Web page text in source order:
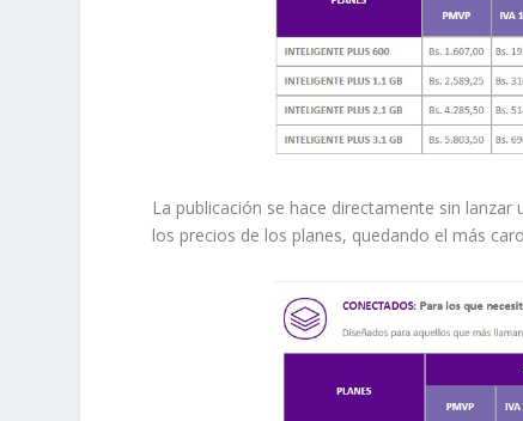
La publicación se hace directamente sin
los precios de los planes, quedando el más